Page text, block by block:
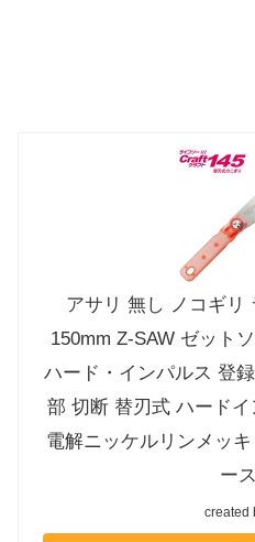
アサリ 無し ノコギリ
150mm Z-SAW ゼット
ハード・インパルス 登
部 切断 替刃式 ハード
電解ニッケルリンメッ
ー
created